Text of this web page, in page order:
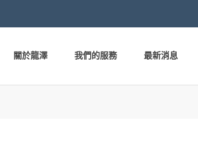
關於龍澤 我們的服務 最新消息